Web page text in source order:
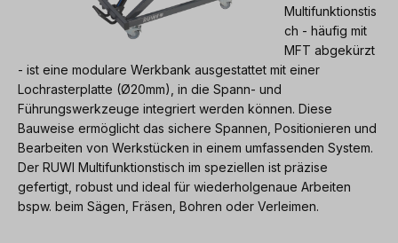
Multifunktionstis
ch - häufig mit
MFT abgekürzt
- ist eine modulare Werkbank ausgestattet mit einer
Lochrasterplatte (Ø20mm), in die Spann- und
Führungswerkzeuge integriert werden können. Diese
Bauweise ermöglicht das sichere Spannen, Positionieren und
Bearbeiten von Werkstücken in einem umfassenden System.
Der RUWI Multifunktionstisch im speziellen ist präzise
gefertigt, robust und ideal für wiederholgenaue Arbeiten
bspw. beim Sägen, Fräsen, Bohren oder Verleimen.